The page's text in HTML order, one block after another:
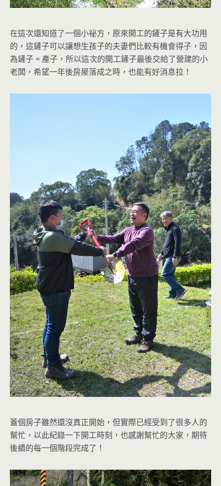
在這次還知道了一個小祕方，原來開工的鏟子是有大功用
的，這鏟子可以讓想生孩子的夫妻們比較有機會得子，因
為鏟子 = 產子，所以這次的開工鏟子最後交給了營建的小
老闆，希望一年後房屋落成之時，也能有好消息拉！
蓋個房子雖然還沒真正開始，但實際已經受到了很多人的
幫忙，以此紀錄一下開工時刻，也感謝幫忙的大家，期待
後續的每一個階段完成了！